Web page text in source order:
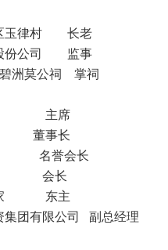
区玉律村 长老
股份公司 监事
尾村碧洲莫公祠 掌祠
团 主席
董事长
会 名誉会长
会 会长
记酒家 东主
集团有限公司 副总经理